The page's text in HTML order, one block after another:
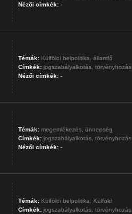
Nézői címkék:-
Témák: Külföldi belpolitika,
államfő
Címkék: jogszabályalkotás, törvényhozás
Nézői címkék:-
Témák: megemlékezés, ünnepség
Címkék: jogszabályalkotás, törvényhozás
Nézői címkék:-
Témák: Külföldi belpolitika,
Külföld
Címkék: jogszabályalkotás, törvényhozás